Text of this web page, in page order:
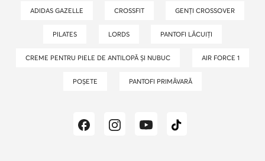
ADIDAS GAZELLE CROSSFIT GENȚI CROSSOVER
PILATES LORDS PANTOFI LĂCUIȚI
CREME PENTRU PIELE DE ANTILOPĂ ȘI NUBUC AIR FORCE 1
POȘETE PANTOFI PRIMĂVARĂ